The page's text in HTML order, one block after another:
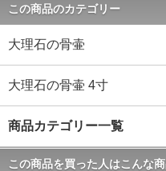
この商品のカテゴリー
大理石の骨壷
大理石の骨壷 4寸
商品カテゴリー一覧
この商品を買った人はこんな